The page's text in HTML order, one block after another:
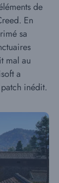
de
En
sa
mal au
a
inédit.